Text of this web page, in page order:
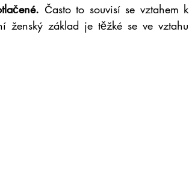
Často to souvisí se vztahem k
ženský základ je těžké se ve vztahu